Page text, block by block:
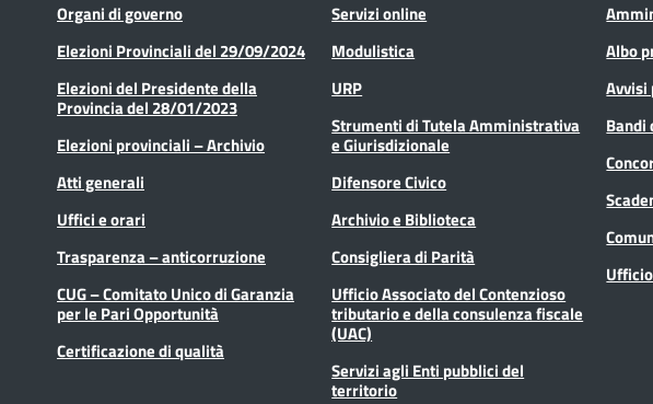
Organi di governo
Elezioni Provinciali del 29/09/2024
Elezioni del Presidente della
Provincia del 28/01/2023
Elezioni provinciali – Archivio
Atti generali
Uffici e orari
Trasparenza – anticorruzione
CUG – Comitato Unico di Garanzia
per le Pari Opportunità
Certificazione di qualità
Servizi online
Modulistica
URP
Strumenti di Tutela Amministrativa
e Giurisdizionale
Difensore Civico
Archivio e Biblioteca
Consigliera di Parità
Ufficio Associato del Contenzioso
tributario e della consulenza fiscale
(UAC)
Servizi agli Enti pubblici del
territorio
Albo
Avvisi
Bandi